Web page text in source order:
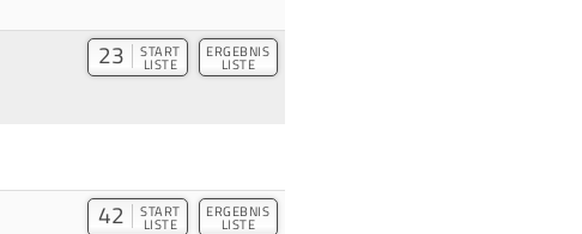
23 START
LISTE
ERGEBNIS
LISTE
42 START
LISTE
ERGEBNIS
LISTE